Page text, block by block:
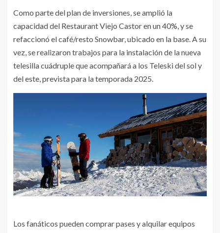
Como parte del plan de inversiones, se amplió la
capacidad del Restaurant Viejo Castor en un 40%, y se
refaccionó el café/resto Snowbar, ubicado en la base. A su
vez, se realizaron trabajos para la instalación de la nueva
telesilla cuádruple que acompañará a los Teleski del sol y
del este, prevista para la temporada 2025.
Los fanáticos pueden comprar pases y alquilar equipos